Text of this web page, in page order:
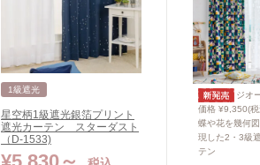
1級遮光
星空柄1級遮光銀箔プリント
遮光カーテン スターダスト
（D-1533)
ジオ
価格 ¥9,350(税
蝶や花を幾何
現した2・3級
テン